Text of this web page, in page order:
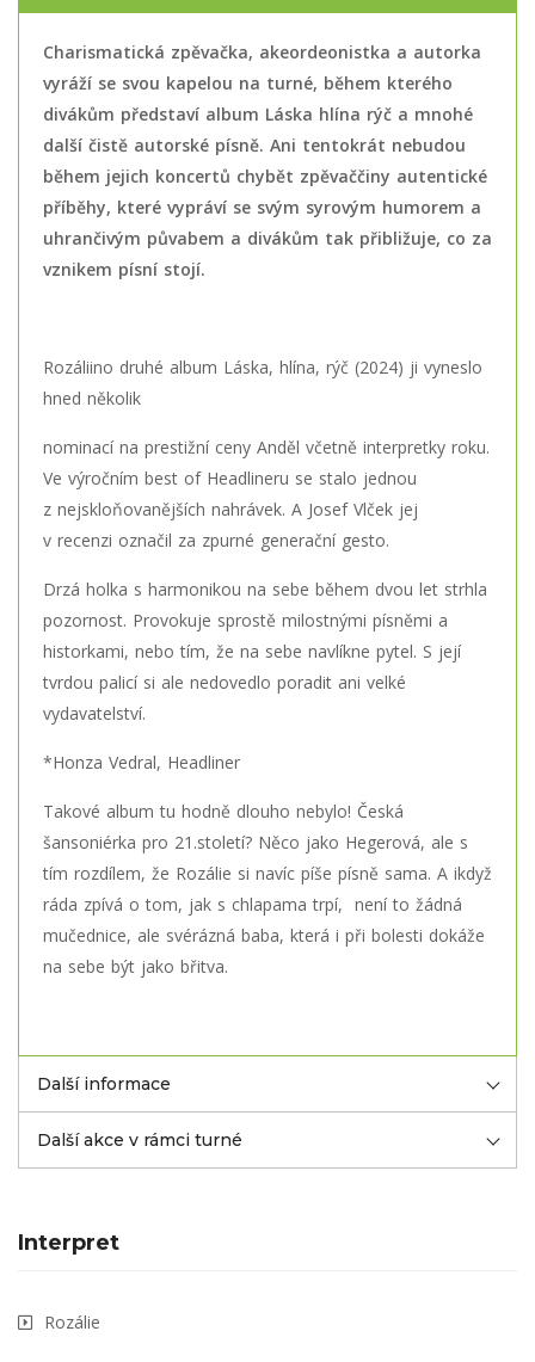
Charismatická zpěvačka, akeordeonistka a autorka
vyráží se svou kapelou na turné, během kterého
divákům představí album Láska hlína rýč a mnohé
další čistě autorské písně. Ani tentokrát nebudou
během jejich koncertů chybět zpěvaččiny autentické
příběhy, které vypráví se svým syrovým humorem a
uhrančivým půvabem a divákům tak přibližuje, co za
vznikem písní stojí.
Rozáliino druhé album Láska, hlína, rýč (2024) ji vyneslo
hned několik
nominací na prestižní ceny Anděl včetně interpretky roku.
Ve výročním best of Headlineru se stalo jednou
z nejskloňovanějších nahrávek. A Josef Vlček jej
v recenzi označil za zpurné generační gesto.
Drzá holka s harmonikou na sebe během dvou let strhla
pozornost. Provokuje sprostě milostnými písněmi a
historkami, nebo tím, že na sebe navlíkne pytel. S její
tvrdou palicí si ale nedovedlo poradit ani velké
vydavatelství.
*Honza Vedral, Headliner
Takové album tu hodně dlouho nebylo! Česká
šansoniérka pro 21.století? Něco jako Hegerová, ale s
tím rozdílem, že Rozálie si navíc píše písně sama. A ikdyž
ráda zpívá o tom, jak s chlapama trpí, není to žádná
mučednice, ale svérázná baba, která i při bolesti dokáže
na sebe být jako břitva.
Další informace
Další akce v rámci turné
Interpret
Rozálie